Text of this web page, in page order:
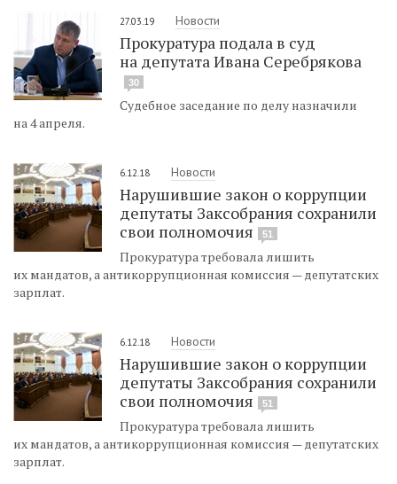
27.03.19 Новости
Прокуратура подала в суд
на депутата Ивана Серебрякова
30
Судебное заседание по делу назначили
на 4 апреля.
6.12.18 Новости
Нарушившие закон о коррупции
депутаты Заксобрания сохранили
свои полномочия
51
Прокуратура требовала лишить
их мандатов, а антикоррупционная комиссия — депутатских
зарплат.
6.12.18 Новости
Нарушившие закон о коррупции
депутаты Заксобрания сохранили
свои полномочия
51
Прокуратура требовала лишить
их мандатов, а антикоррупционная комиссия — депутатских
зарплат.